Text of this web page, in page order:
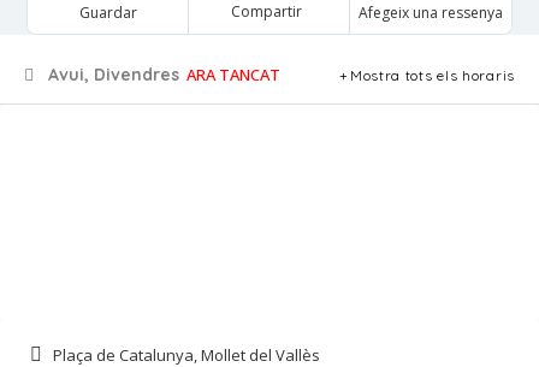
Guardar Compartir Afegeix una ressenya
Avui, Divendres ARA TANCAT Mostra tots els horaris
Plaça de Catalunya, Mollet del Vallès